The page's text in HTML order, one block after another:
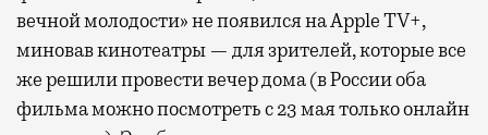
вечной молодости» не появился на Apple TV+,
миновав кинотеатры — для зрителей, которые все
же решили провести вечер дома (в России оба
фильма можно посмотреть с 23 мая только онлайн